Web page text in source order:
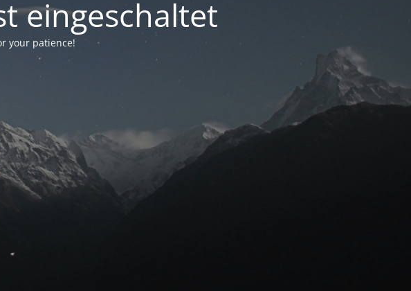
eingeschaltet
your patience!